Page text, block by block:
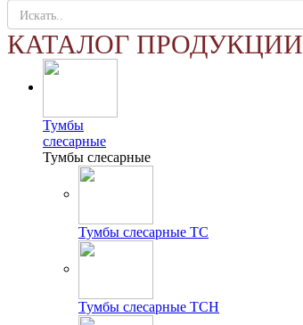
КАТАЛОГ ПРОДУКЦИИ
Тумбы
слесарные
Тумбы слесарные
Тумбы слесарные ТС
Тумбы слесарные ТСН